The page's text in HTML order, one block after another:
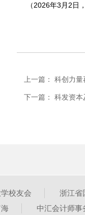
（2026年3月2日
上一篇： 科创力
下一篇： 科发资
校友会
浙江省
中汇会计师事